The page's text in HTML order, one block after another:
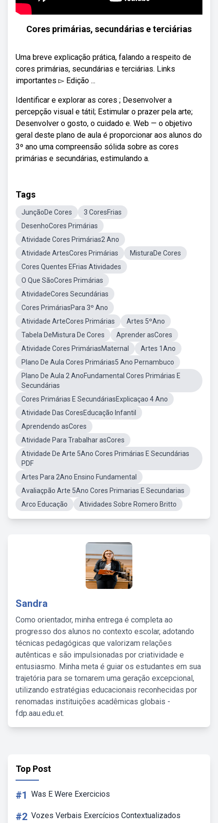
Cores primárias, secundárias e terciárias
Uma breve explicação prática, falando a respeito de
cores primárias, secundárias e terciárias. Links
importantes ▻ Edição ...
Identificar e explorar as cores ; Desenvolver a
percepção visual e tátil; Estimular o prazer pela arte;
Desenvolver o gosto, o cuidado e. Web — o objetivo
geral deste plano de aula é proporcionar aos alunos do
3º ano uma compreensão sólida sobre as cores
primárias e secundárias, estimulando a.
Tags
JunçãoDe Cores
3 CoresFrias
DesenhoCores Primárias
Atividade Cores Primárias2 Ano
Atividade ArtesCores Primárias
MisturaDe Cores
Cores Quentes EFrias Atividades
O Que SãoCores Primárias
AtividadeCores Secundárias
Cores PrimáriasPara 3º Ano
Atividade ArteCores Primárias
Artes 5ºAno
Tabela DeMistura De Cores
Aprender asCores
Atividade Cores PrimáriasMaternal
Artes 1Ano
Plano De Aula Cores Primárias5 Ano Pernambuco
Plano De Aula 2 AnoFundamental Cores Primárias E
Secundárias
Cores Primárias E SecundáriasExplicaçao 4 Ano
Atividade Das CoresEducação Infantil
Aprendendo asCores
Atividade Para Trabalhar asCores
Atividade De Arte 5Ano Cores Primárias E Secundárias
PDF
Artes Para 2Ano Ensino Fundamental
Avaliaçpão Arte 5Ano Cores Primarias E Secundarias
Arco Educação
Atividades Sobre Romero Britto
Sandra
Como orientador, minha entrega é completa ao
progresso dos alunos no contexto escolar, adotando
técnicas pedagógicas que valorizam relações
autênticas e são impulsionadas por criatividade e
entusiasmo. Minha meta é guiar os estudantes em sua
trajetória para se tornarem uma geração excepcional,
utilizando estratégias educacionais reconhecidas por
renomadas instituições acadêmicas globais -
fdp.aau.edu.et.
Top Post
#1 Was E Were Exercicios
#2 Vozes Verbais Exercícios Contextualizados